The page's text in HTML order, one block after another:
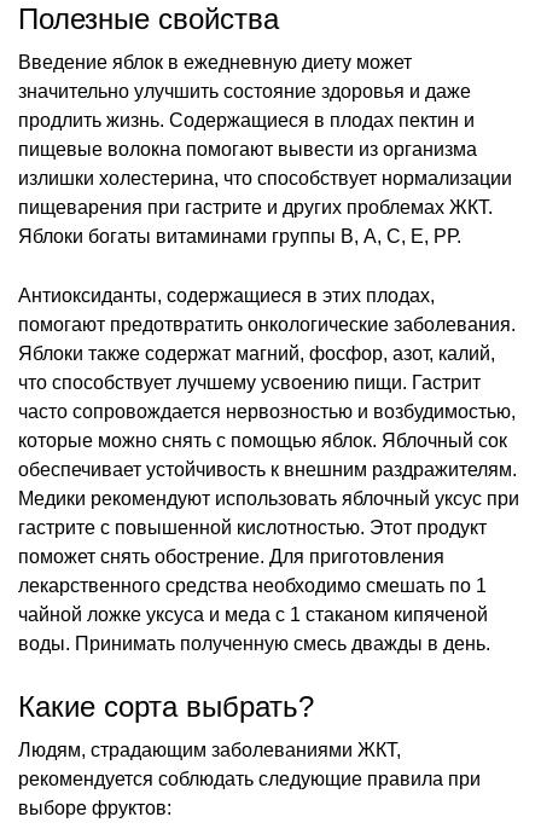
Полезные свойства
Введение яблок в ежедневную диету может
значительно улучшить состояние здоровья и даже
продлить жизнь. Содержащиеся в плодах пектин и
пищевые волокна помогают вывести из организма
излишки холестерина, что способствует нормализации
пищеварения при гастрите и других проблемах ЖКТ.
Яблоки богаты витаминами группы В, А, С, Е, РР.
Антиоксиданты, содержащиеся в этих плодах,
помогают предотвратить онкологические заболевания.
Яблоки также содержат магний, фосфор, азот, калий,
что способствует лучшему усвоению пищи. Гастрит
часто сопровождается нервозностью и возбудимостью,
которые можно снять с помощью яблок. Яблочный сок
обеспечивает устойчивость к внешним раздражителям.
Медики рекомендуют использовать яблочный уксус при
гастрите с повышенной кислотностью. Этот продукт
поможет снять обострение. Для приготовления
лекарственного средства необходимо смешать по 1
чайной ложке уксуса и меда с 1 стаканом кипяченой
воды. Принимать полученную смесь дважды в день.
Какие сорта выбрать?
Людям, страдающим заболеваниями ЖКТ,
рекомендуется соблюдать следующие правила при
выборе фруктов: